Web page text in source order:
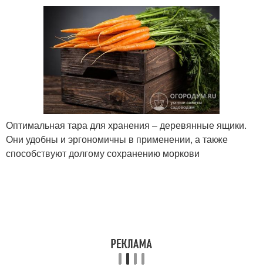
Оптимальная тара для хранения – деревянные ящики.
Они удобны и эргономичны в применении, а также
способствуют долгому сохранению моркови